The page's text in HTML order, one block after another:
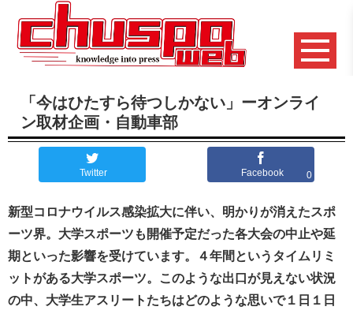
「今はひたすら待つしかない」ーオンライ
ン取材企画・自動車部
Twitter Facebook 0
新型コロナウイルス感染拡大に伴い、明かりが消えたスポ
ーツ界。大学スポーツも開催予定だった各大会の中止や延
期といった影響を受けています。４年間というタイムリミ
ットがある大学スポーツ。このような出口が見えない状況
の中、大学生アスリートたちはどのような思いで１日１日